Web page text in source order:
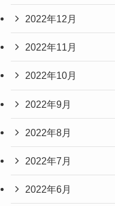
2022年12月
2022年11月
2022年10月
2022年9月
2022年8月
2022年7月
2022年6月